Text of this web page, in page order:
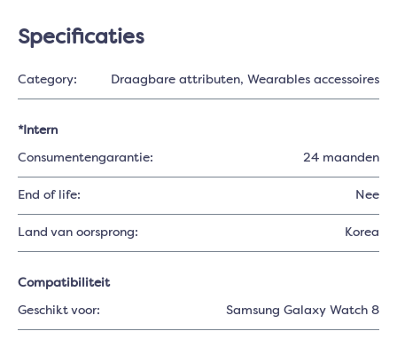
Specificaties
Category: Draagbare attributen, Wearables accessoires
*Intern
Consumentengarantie: 24 maanden
End of life: Nee
Land van oorsprong: Korea
Compatibiliteit
Geschikt voor: Samsung Galaxy Watch 8